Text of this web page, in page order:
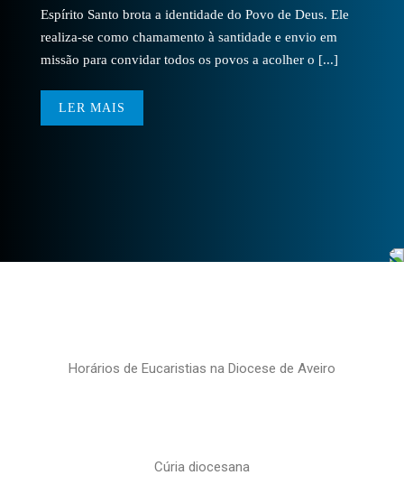
Espírito Santo brota a identidade do Povo de Deus. Ele
realiza-se como chamamento à santidade e envio em
missão para convidar todos os povos a acolher o [...]
LER MAIS
Horários de Eucaristias na Diocese de Aveiro
Cúria diocesana